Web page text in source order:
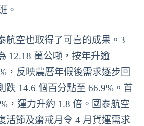
。
航空也取得了可喜的成果。3
12.18 萬公噸，按年升逾
，反映農曆年假後需求逐步回
跌 14.6 個百分點至 66.9%。首
，運力升約 1.8 倍。國泰航空
活節及齋戒月令 4 月貨運需求